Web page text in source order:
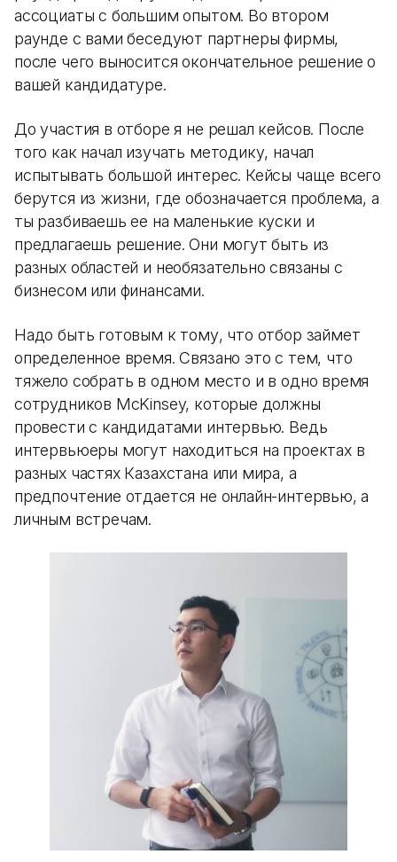
ассоциаты с большим опытом. Во втором
раунде с вами беседуют партнеры фирмы,
после чего выносится окончательное решение о
вашей кандидатуре.
До участия в отборе я не решал кейсов. После
того как начал изучать методику, начал
испытывать большой интерес. Кейсы чаще всего
берутся из жизни, где обозначается проблема, а
ты разбиваешь ее на маленькие куски и
предлагаешь решение. Они могут быть из
разных областей и необязательно связаны с
бизнесом или финансами.
Надо быть готовым к тому, что отбор займет
определенное время. Связано это с тем, что
тяжело собрать в одном место и в одно время
сотрудников McKinsey, которые должны
провести с кандидатами интервью. Ведь
интервьюеры могут находиться на проектах в
разных частях Казахстана или мира, а
предпочтение отдается не онлайн-интервью, а
личным встречам.